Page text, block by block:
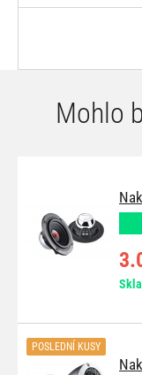
Mohlo
POSLEDNÍ KUSY